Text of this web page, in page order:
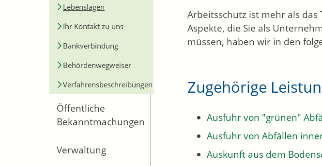
Lebenslagen
Ihr Kontakt zu uns
Bankverbindung
Behördenwegweiser
Verfahrensbeschreibungen
Öffentliche
Bekanntmachungen
Verwaltung
Arbeitsschutz ist mehr als das
Aspekte, die Sie als
müssen, haben wir in den
Zugehörige
Ausfuhr von "grünen"
Ausfuhr von Abfällen
Auskunft aus dem